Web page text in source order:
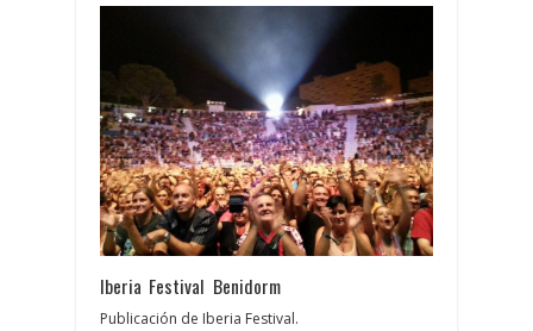
Iberia Festival Benidorm
Publicación de Iberia Festival.